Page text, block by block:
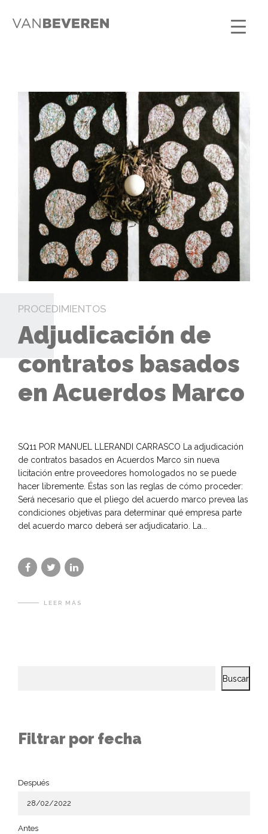
PROCEDIMIENTOS
Adjudicación de
contratos basados
en Acuerdos Marco
SQ11 POR MANUEL LLERANDI CARRASCO La adjudicación
de contratos basados en Acuerdos Marco sin nueva
licitación entre proveedores homologados no se puede
hacer libremente. Éstas son las reglas de cómo proceder:
Será necesario que el pliego del acuerdo marco prevea las
condiciones objetivas para determinar qué empresa parte
del acuerdo marco deberá ser adjudicatario. La...
LEER MÁS
Buscar
Filtrar por fecha
Después
Antes